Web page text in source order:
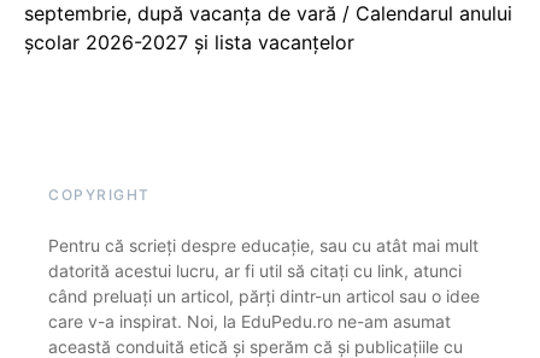
septembrie, după vacanța de vară / Calendarul anului
școlar 2026-2027 și lista vacanțelor
COPYRIGHT
Pentru că scrieți despre educație, sau cu atât mai mult
datorită acestui lucru, ar fi util să citați cu link, atunci
când preluați un articol, părți dintr-un articol sau o idee
care v-a inspirat. Noi, la EduPedu.ro ne-am asumat
această conduită etică și sperăm că și publicațiile cu